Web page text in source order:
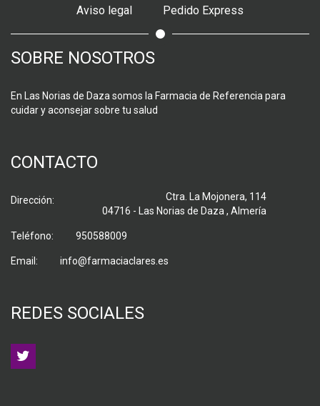
Aviso legal
Pedido Express
SOBRE NOSOTROS
En Las Norias de Daza somos la Farmacia de Referencia para
cuidar y aconsejar sobre tu salud
CONTACTO
Dirección:
Ctra. La Mojonera, 114
04716 - Las Norias de Daza , Almería
Teléfono: 950588009
Email: info@farmaciaclares.es
REDES SOCIALES